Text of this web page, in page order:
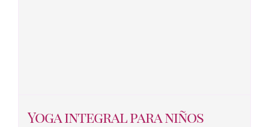
Yoga integral para niños